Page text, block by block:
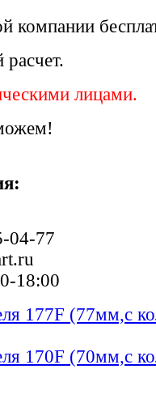
компании
лицами.
04-77
18:00
177F (77мм,с
170F (70мм,с